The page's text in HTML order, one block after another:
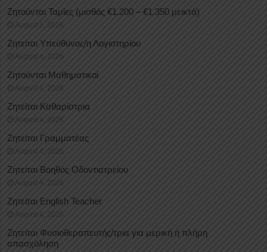
Ζητούνται Ταμίες (μισθός €1.200 – €1.350 μεικτά)
August 5, 2026
Ζητείται Υπεύθυνος/η Λογιστηρίου
August 4, 2026
Ζητούνται Μαθηματικοί
August 4, 2026
Ζητείται Καθαρίστρια
August 4, 2026
Ζητείται Γραμματέας
August 4, 2026
Ζητείται Βοηθός Οδοντιατρείου
August 4, 2026
Ζητείται English Teacher
August 4, 2026
Ζητείται Φυσιοθεραπευτής/τρια για μερική ή πλήρη
απασχόληση